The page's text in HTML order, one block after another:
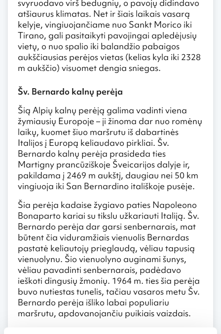
svyruodavo virš bedugnių, o pavojų didindavo
atšiaurus klimatas. Net ir šiais laikais vasarą
kelyje, vingiuojančiame nuo Sankt Morico iki
Tirano, gali pasitaikyti pavojingai apledėjusių
vietų, o nuo spalio iki balandžio pabaigos
aukščiausias perėjos vietas (kelias kyla iki 2328
m aukščio) visuomet dengia sniegas.
Šv. Bernardo kalnų perėja
Šią Alpių kalnų perėją galima vadinti viena
žymiausių Europoje – ji žinoma dar nuo romėnų
laikų, kuomet šiuo maršrutu iš dabartinės
Italijos į Europą keliaudavo pirkliai. Šv.
Bernardo kalnų perėja prasideda ties
Martigny prancūziškoje Šveicarijos dalyje ir,
pakildama į 2469 m aukštį, daugiau nei 50 km
vingiuoja iki San Bernardino itališkoje pusėje.
Šia perėja kadaise žygiavo paties Napoleono
Bonaparto kariai su tikslu užkariauti Italiją. Šv.
Bernardo perėja dar garsi senbernarais, mat
būtent čia viduramžiais vienuolis Bernardas
pastatė keliautojų prieglaudą, vėliau tapusią
vienuolynu. Šio vienuolyno auginami šunys,
vėliau pavadinti senbernarais, padėdavo
ieškoti dingusių žmonių. 1964 m. ties šia perėja
buvo nutiestas tunelis, tačiau vasaros metu Šv.
Bernardo perėja išliko labai populiariu
maršrutu, apdovanojančiu puikiais vaizdais.